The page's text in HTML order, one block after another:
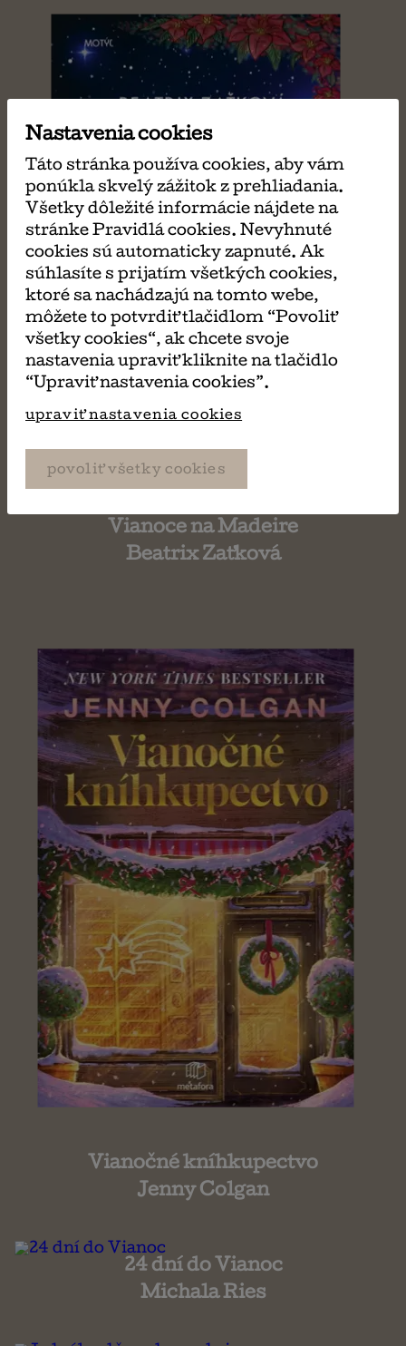
Vianoce na Madeire
Beatrix Zaťková
Vianočné kníhkupectvo
Jenny Colgan
24 dní do Vianoc
Michala Ries
Nastavenia cookies
Táto stránka používa cookies, aby vám
ponúkla skvelý zážitok z prehliadania.
Všetky dôležité informácie nájdete na
stránke Pravidlá cookies. Nevyhnuté
cookies sú automaticky zapnuté. Ak
súhlasíte s prijatím všetkých cookies,
ktoré sa nachádzajú na tomto webe,
môžete to potvrdiť tlačidlom “Povoliť
všetky cookies“, ak chcete svoje
nastavenia upraviť kliknite na tlačidlo
“Upraviť nastavenia cookies”.
upraviť nastavenia cookies
povoliť všetky cookies